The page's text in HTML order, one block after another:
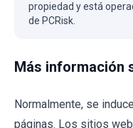
propiedad y está
de PCRisk.
Más información
Normalmente, se
páginas. Los sitios